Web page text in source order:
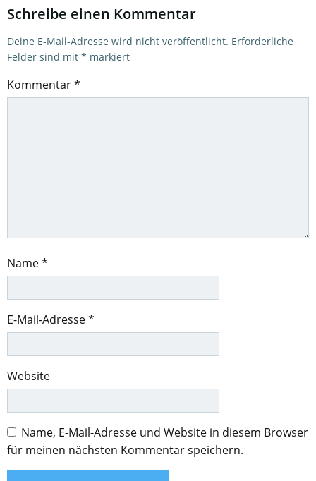
Schreibe einen Kommentar
Deine E-Mail-Adresse wird nicht veröffentlicht. Erforderliche
Felder sind mit * markiert
Kommentar*
Name*
E-Mail-Adresse*
Website
Name, E-Mail-Adresse und Website in diesem Browser
für meinen nächsten Kommentar speichern.